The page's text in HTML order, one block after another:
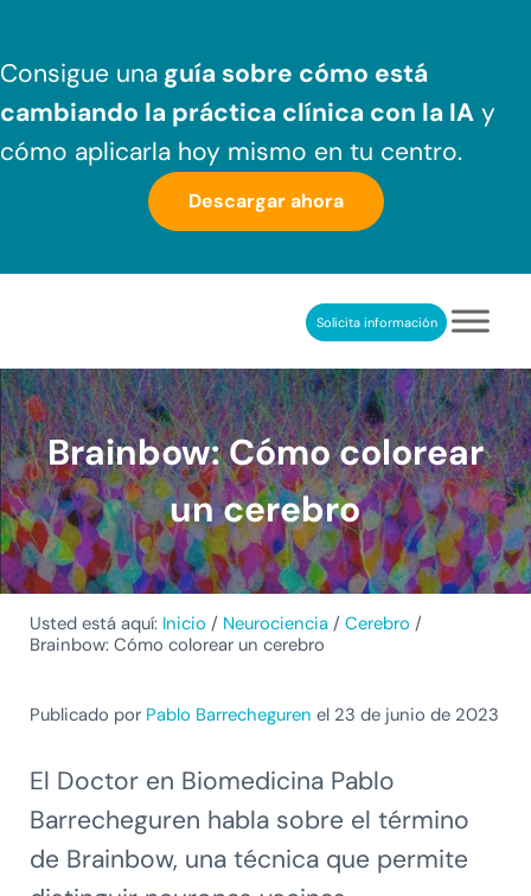
Consigue una guía sobre cómo está
cambiando la práctica clínica con la IA y
cómo aplicarla hoy mismo en tu centro.
Descargar ahora
REHABILITACIÓN COGNITIVA PROFESIONALSolicita información
Brainbow: Cómo colorear
un cerebro
Usted está aquí: Inicio / Neurociencia / Cerebro /
Brainbow: Cómo colorear un cerebro
Publicado por Pablo Barrecheguren el 23 de junio de 2023
El Doctor en Biomedicina Pablo
Barrecheguren habla sobre el término
de Brainbow, una técnica que permite